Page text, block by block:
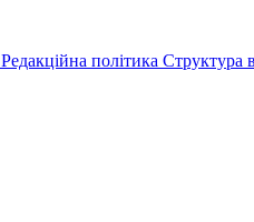
Редакційна політика Структура